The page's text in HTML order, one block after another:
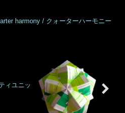
harmony / クォーターハーモニー
ィユニッ